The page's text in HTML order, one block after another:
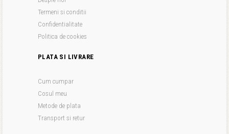
Termeni si conditii
Confidentialitate
Politica de cookies
PLATA SI LIVRARE
Cum cumpar
Cosul meu
Metode de plata
Transport si retur